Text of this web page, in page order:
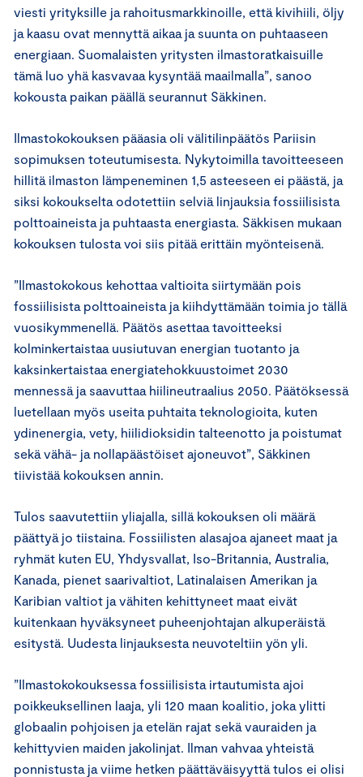
viesti yrityksille ja rahoitusmarkkinoille, että kivihiili, öljy
ja kaasu ovat mennyttä aikaa ja suunta on puhtaaseen
energiaan. Suomalaisten yritysten ilmastoratkaisuille
tämä luo yhä kasvavaa kysyntää maailmalla”, sanoo
kokousta paikan päällä seurannut Säkkinen.
Ilmastokokouksen pääasia oli välitilinpäätös Pariisin
sopimuksen toteutumisesta. Nykytoimilla tavoitteeseen
hillitä ilmaston lämpeneminen 1,5 asteeseen ei päästä, ja
siksi kokoukselta odotettiin selviä linjauksia fossiilisista
polttoaineista ja puhtaasta energiasta. Säkkisen mukaan
kokouksen tulosta voi siis pitää erittäin myönteisenä.
”Ilmastokokous kehottaa valtioita siirtymään pois
fossiilisista polttoaineista ja kiihdyttämään toimia jo tällä
vuosikymmenellä. Päätös asettaa tavoitteeksi
kolminkertaistaa uusiutuvan energian tuotanto ja
kaksinkertaistaa energiatehokkuustoimet 2030
mennessä ja saavuttaa hiilineutraalius 2050. Päätöksessä
luetellaan myös useita puhtaita teknologioita, kuten
ydinenergia, vety, hiilidioksidin talteenotto ja poistumat
sekä vähä- ja nollapäästöiset ajoneuvot”, Säkkinen
tiivistää kokouksen annin.
Tulos saavutettiin yliajalla, sillä kokouksen oli määrä
päättyä jo tiistaina. Fossiilisten alasajoa ajaneet maat ja
ryhmät kuten EU, Yhdysvallat, Iso-Britannia, Australia,
Kanada, pienet saarivaltiot, Latinalaisen Amerikan ja
Karibian valtiot ja vähiten kehittyneet maat eivät
kuitenkaan hyväksyneet puheenjohtajan alkuperäistä
esitystä. Uudesta linjauksesta neuvoteltiin yön yli.
”Ilmastokokouksessa fossiilisista irtautumista ajoi
poikkeuksellinen laaja, yli 120 maan koalitio, joka ylitti
globaalin pohjoisen ja etelän rajat sekä vauraiden ja
kehittyvien maiden jakolinjat. Ilman vahvaa yhteistä
ponnistusta ja viime hetken päättäväisyyttä tulos ei olisi